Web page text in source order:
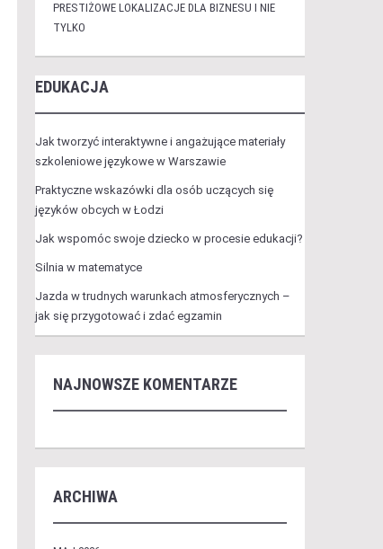
PRESTIŻOWE LOKALIZACJE DLA BIZNESU I NIE
TYLKO
EDUKACJA
Jak tworzyć interaktywne i angażujące materiały
szkoleniowe językowe w Warszawie
Praktyczne wskazówki dla osób uczących się
języków obcych w Łodzi
Jak wspomóc swoje dziecko w procesie edukacji?
Silnia w matematyce
Jazda w trudnych warunkach atmosferycznych –
jak się przygotować i zdać egzamin
NAJNOWSZE KOMENTARZE
ARCHIWA